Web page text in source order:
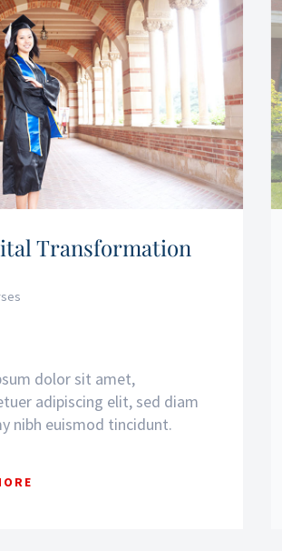
Transformation
dolor sit amet,
adipiscing elit, sed diam
nibh euismod tincidunt.